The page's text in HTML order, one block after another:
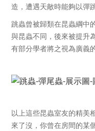
造，遭遇天敵時能夠以彈
跳蟲曾被歸類在昆蟲綱中
與昆蟲不同，後來被提升
有部分學者將之視為廣義的
以上這些昆蟲室友的精美
來了沒，你曾在房間的某